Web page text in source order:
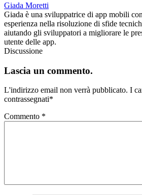
Giada Moretti
Giada è una sviluppatrice di app mobili
esperienza nella risoluzione di sfide
aiutando gli sviluppatori a migliorare le
utente delle app.
Discussione
Lascia un commento.
L'indirizzo email non verrà pubblicato. I
contrassegnati*
Commento *